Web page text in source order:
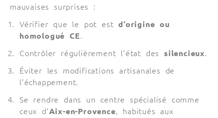
mauvaises surprises :
Vérifier que le pot estd’origine ou
homologué CE.
Contrôler régulièrement l’état des silencieux.
Éviter les modifications artisanales de
l’échappement.
Se rendre dans un centre spécialisé comme
ceux d’Aix-en-Provence, habitués aux